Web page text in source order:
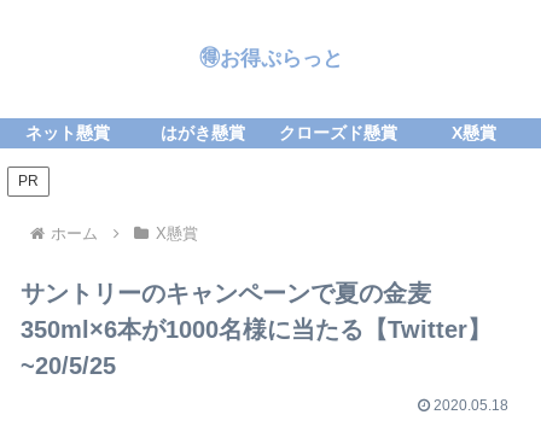
🉐お得ぷらっと
ネット懸賞 はがき懸賞 クローズド懸賞 X懸賞
PR
ホーム X懸賞
サントリーのキャンペーンで夏の金麦
350ml×6本が1000名様に当たる【Twitter】
~20/5/25
2020.05.18